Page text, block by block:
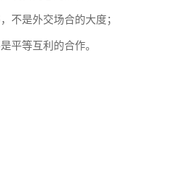
不是外交场合的大度；
平等互利的合作。